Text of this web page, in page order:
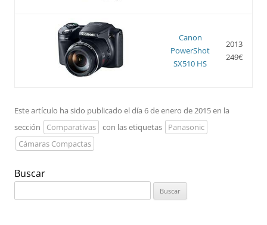
Canon
PowerShot
SX510 HS
2013
249€
Este artículo ha sido publicado el día 6 de enero de 2015 en la
sección
Comparativas con las etiquetas
Panasonic
Cámaras Compactas
Buscar